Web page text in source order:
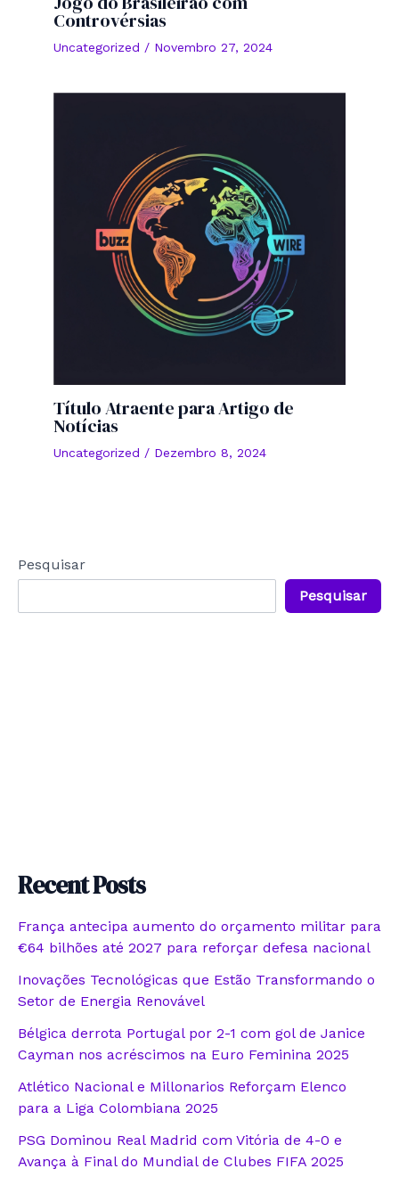
Controvérsias
Uncategorized / Novembro 27, 2024
Título Atraente para Artigo de
Notícias
Uncategorized / Dezembro 8, 2024
Pesquisar
Pesquisar
Recent Posts
França antecipa aumento do orçamento militar para
€64 bilhões até 2027 para reforçar defesa nacional
Inovações Tecnológicas que Estão Transformando o
Setor de Energia Renovável
Bélgica derrota Portugal por 2-1 com gol de Janice
Cayman nos acréscimos na Euro Feminina 2025
Atlético Nacional e Millonarios Reforçam Elenco
para a Liga Colombiana 2025
PSG Dominou Real Madrid com Vitória de 4-0 e
Avança à Final do Mundial de Clubes FIFA 2025